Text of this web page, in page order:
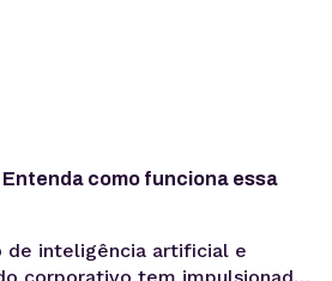
Entenda como funciona essa
de inteligência artificial e